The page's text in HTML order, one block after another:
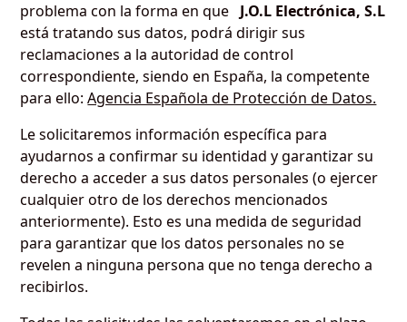
problema con la forma en que J.O.L Electrónica, S.L
está tratando sus datos, podrá dirigir sus
reclamaciones a la autoridad de control
correspondiente, siendo en España, la competente
para ello:Agencia Española de Protección de Datos.
Le solicitaremos información específica para
ayudarnos a confirmar su identidad y garantizar su
derecho a acceder a sus datos personales (o ejercer
cualquier otro de los derechos mencionados
anteriormente). Esto es una medida de seguridad
para garantizar que los datos personales no se
revelen a ninguna persona que no tenga derecho a
recibirlos.